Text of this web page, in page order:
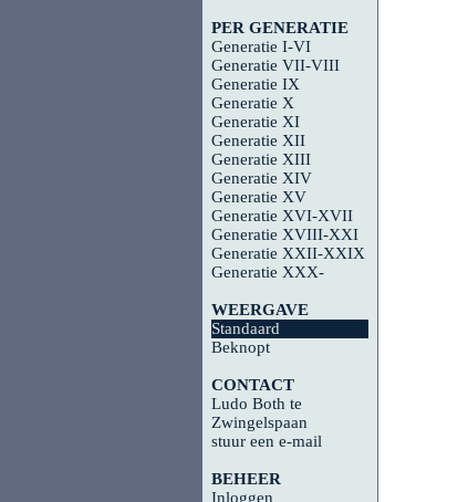
PER GENERATIE
Generatie I-VI
Generatie VII-VIII
Generatie IX
Generatie X
Generatie XI
Generatie XII
Generatie XIII
Generatie XIV
Generatie XV
Generatie XVI-XVII
Generatie XVIII-XXI
Generatie XXII-XXIX
Generatie XXX-
WEERGAVE
Standaard
Beknopt
CONTACT
Ludo Both te
Zwingelspaan
stuur een e-mail
BEHEER
Inloggen